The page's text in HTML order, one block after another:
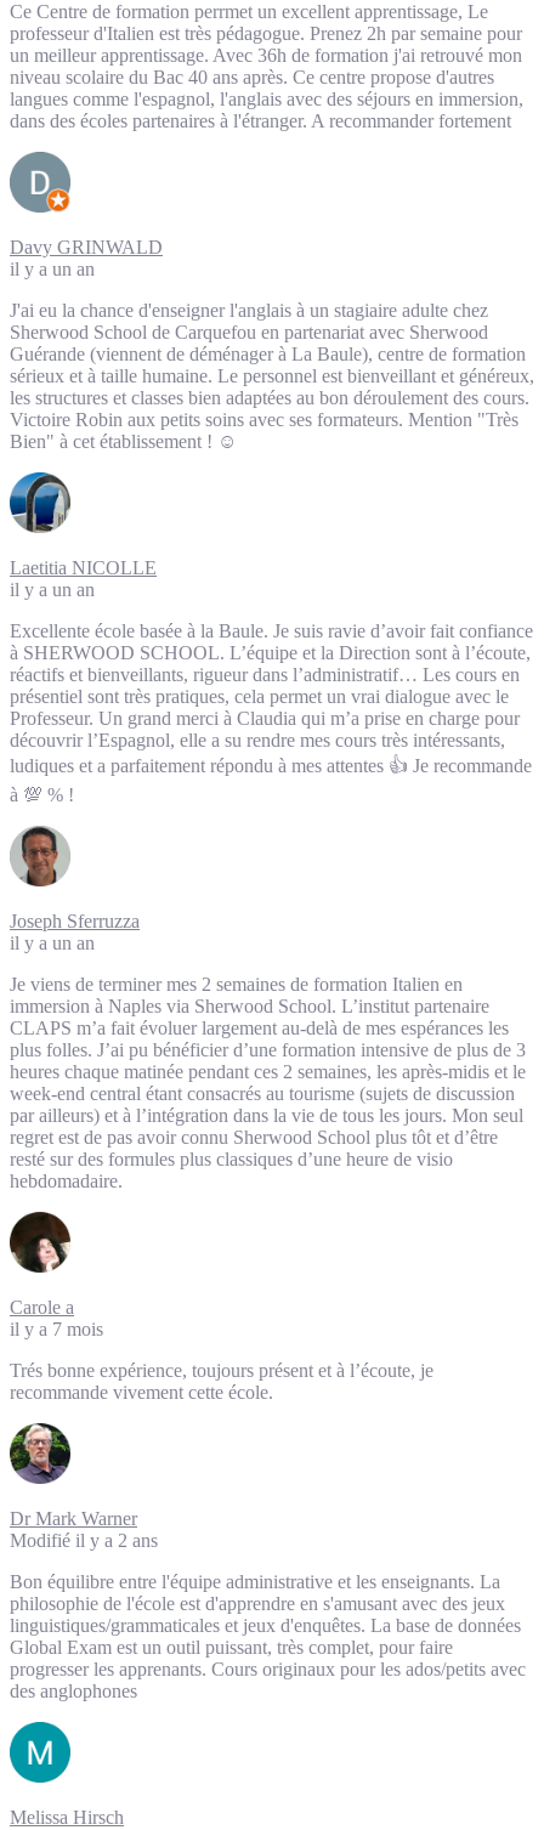
Ce Centre de formation perrmet un excellent apprentissage, Le
professeur d'Italien est très pédagogue. Prenez 2h par semaine pour
un meilleur apprentissage. Avec 36h de formation j'ai retrouvé mon
niveau scolaire du Bac 40 ans après. Ce centre propose d'autres
langues comme l'espagnol, l'anglais avec des séjours en immersion,
dans des écoles partenaires à l'étranger. A recommander fortement
Davy GRINWALD
il y a un an
J'ai eu la chance d'enseigner l'anglais à un stagiaire adulte chez
Sherwood School de Carquefou en partenariat avec Sherwood
Guérande (viennent de déménager à La Baule), centre de formation
sérieux et à taille humaine. Le personnel est bienveillant et généreux,
les structures et classes bien adaptées au bon déroulement des cours.
Victoire Robin aux petits soins avec ses formateurs. Mention "Très
Bien" à cet établissement ! ☺️
Laetitia NICOLLE
il y a un an
Excellente école basée à la Baule. Je suis ravie d’avoir fait confiance
à SHERWOOD SCHOOL. L’équipe et la Direction sont à l’écoute,
réactifs et bienveillants, rigueur dans l’administratif… Les cours en
présentiel sont très pratiques, cela permet un vrai dialogue avec le
Professeur. Un grand merci à Claudia qui m’a prise en charge pour
découvrir l’Espagnol, elle a su rendre mes cours très intéressants,
ludiques et a parfaitement répondu à mes attentes 👍 Je recommande
à 💯 % !
Joseph Sferruzza
il y a un an
Je viens de terminer mes 2 semaines de formation Italien en
immersion à Naples via Sherwood School. L’institut partenaire
CLAPS m’a fait évoluer largement au-delà de mes espérances les
plus folles. J’ai pu bénéficier d’une formation intensive de plus de 3
heures chaque matinée pendant ces 2 semaines, les après-midis et le
week-end central étant consacrés au tourisme (sujets de discussion
par ailleurs) et à l’intégration dans la vie de tous les jours. Mon seul
regret est de pas avoir connu Sherwood School plus tôt et d’être
resté sur des formules plus classiques d’une heure de visio
hebdomadaire.
Carole a
il y a 7 mois
Trés bonne expérience, toujours présent et à l’écoute, je
recommande vivement cette école.
Dr Mark Warner
Modifié il y a 2 ans
Bon équilibre entre l'équipe administrative et les enseignants. La
philosophie de l'école est d'apprendre en s'amusant avec des jeux
linguistiques/grammaticales et jeux d'enquêtes. La base de données
Global Exam est un outil puissant, très complet, pour faire
progresser les apprenants. Cours originaux pour les ados/petits avec
des anglophones
Melissa Hirsch